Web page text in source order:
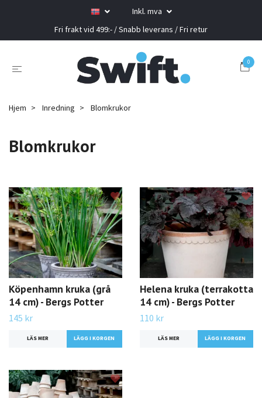
Inkl. mva
Fri frakt vid 499:- / Snabb leverans / Fri retur
0
Hjem Inredning Blomkrukor
Blomkrukor
Köpenhamn kruka (grå
14 cm) - Bergs Potter
145 kr
LÄS MER
Helena kruka (terrakotta
14 cm) - Bergs Potter
110 kr
LÄS MER